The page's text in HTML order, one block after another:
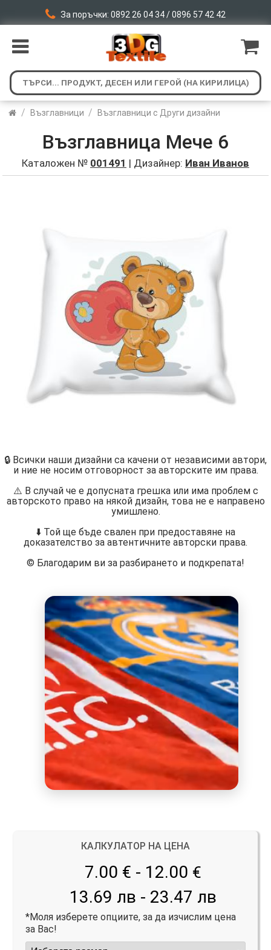
За поръчки: 0892 26 04 34 / 0896 57 42 42
/ Възглавници / Възглавници с Други дизайни
Възглавница Мече 6
Каталожен № 001491 | Дизайнер: Иван Иванов
🔒 Всички наши дизайни са качени от независими автори,
и ние не носим отговорност за авторските им права.
⚠️ В случай че е допусната грешка или има проблем с
авторското право на някой дизайн, това не е направено
умишлено.
⬇️ Той ще бъде свален при предоставяне на
доказателство за автентичните авторски права.
©️ Благодарим ви за разбирането и подкрепата!
КАЛКУЛАТОР НА ЦЕНА
7.00 € - 12.00 €
13.69 лв - 23.47 лв
*Моля изберете опциите, за да изчислим цена
за Вас!